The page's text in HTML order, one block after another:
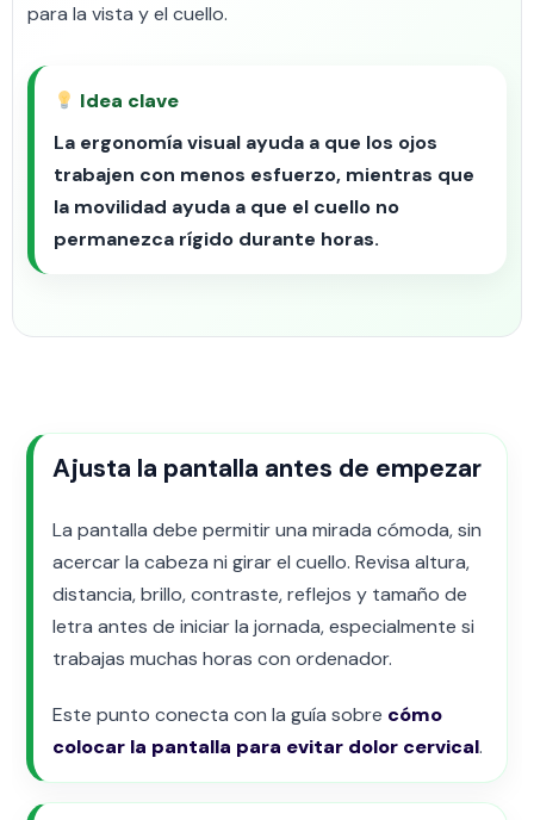
para la vista y el cuello.
Idea clave
La ergonomía visual ayuda a que los ojos
trabajen con menos esfuerzo, mientras que
la movilidad ayuda a que el cuello no
permanezca rígido durante horas.
Ajusta la pantalla antes de empezar
La pantalla debe permitir una mirada cómoda, sin
acercar la cabeza ni girar el cuello. Revisa altura,
distancia, brillo, contraste, reflejos y tamaño de
letra antes de iniciar la jornada, especialmente si
trabajas muchas horas con ordenador.
Este punto conecta con la guía sobre cómo
colocar la pantalla para evitar dolor cervical.